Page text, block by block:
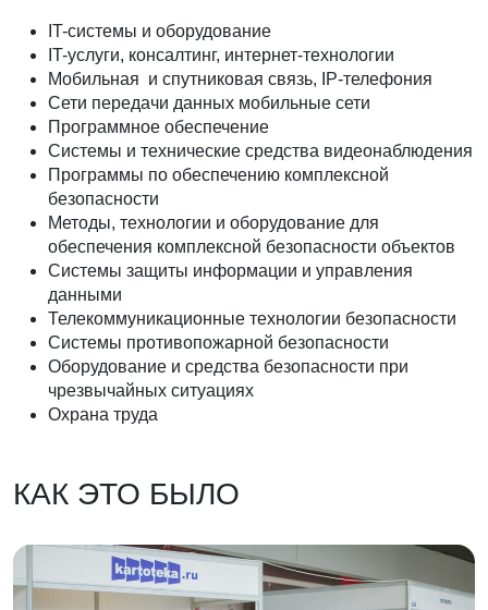
IT-системы и оборудование
IT-услуги, консалтинг, интернет-технологии
Мобильная и спутниковая связь, IP-телефония
Сети передачи данных мобильные сети
Программное обеспечение
Системы и технические средства видеонаблюдения
Программы по обеспечению комплексной
безопасности
Методы, технологии и оборудование для
обеспечения комплексной безопасности объектов
Системы защиты информации и управления
данными
Телекоммуникационные технологии безопасности
Системы противопожарной безопасности
Оборудование и средства безопасности при
чрезвычайных ситуациях
Охрана труда
КАК ЭТО БЫЛО